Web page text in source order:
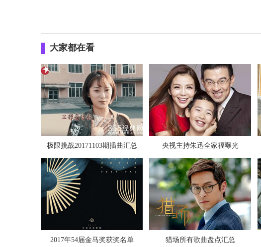
大家都在看
极限挑战20171103期插曲汇总 央视主持朱迅全家福曝光
2017年54届金马奖获奖名单 猎场所有歌曲盘点汇总